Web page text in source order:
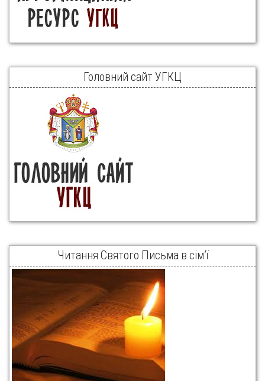
Головний сайт УГКЦ
Читання Святого Письма в сім’ї